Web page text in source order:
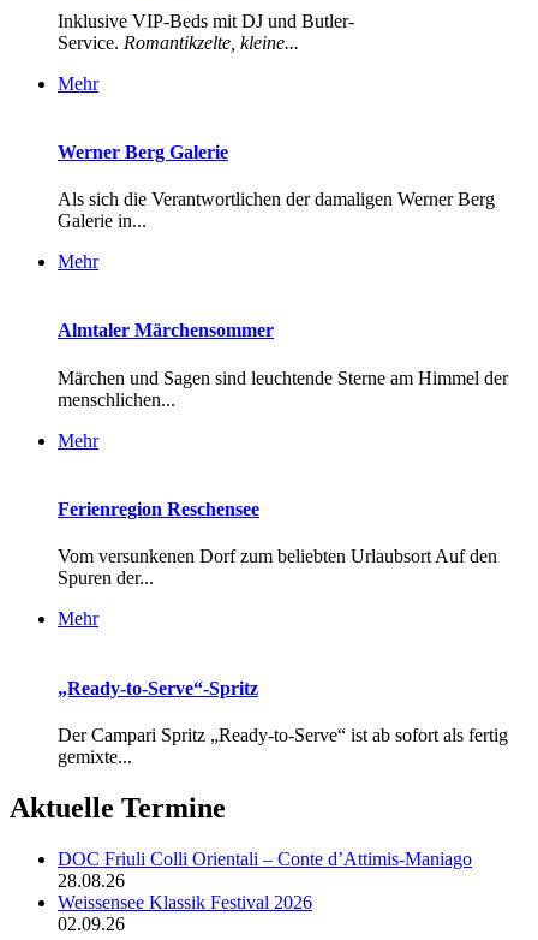
Inklusive VIP-Beds mit DJ und Butler-
Service. Romantikzelte, kleine...
Mehr
Werner Berg Galerie
Als sich die Verantwortlichen der damaligen Werner Berg
Galerie in...
Mehr
Almtaler Märchensommer
Märchen und Sagen sind leuchtende Sterne am Himmel der
menschlichen...
Mehr
Ferienregion Reschensee
Vom versunkenen Dorf zum beliebten Urlaubsort Auf den
Spuren der...
Mehr
„Ready-to-Serve“-Spritz
Der Campari Spritz „Ready-to-Serve“ ist ab sofort als fertig
gemixte...
Aktuelle Termine
DOC Friuli Colli Orientali – Conte d’Attimis-Maniago
28.08.26
Weissensee Klassik Festival 2026
02.09.26